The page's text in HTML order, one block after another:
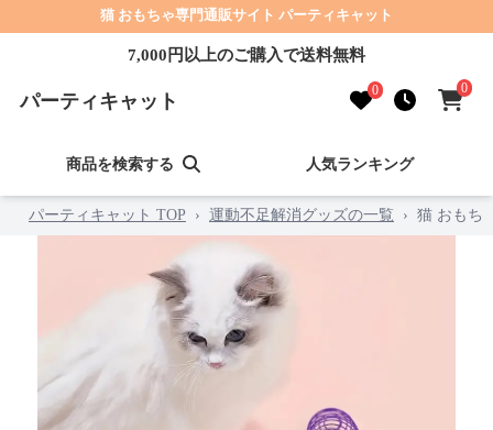
猫 おもちゃ専門通販サイト パーティキャット
7,000円以上のご購入で送料無料
パーティキャット 0 0
商品を検索する 人気ランキング
パーティキャット TOP › 運動不足解消グッズの一覧 › 猫 おもち